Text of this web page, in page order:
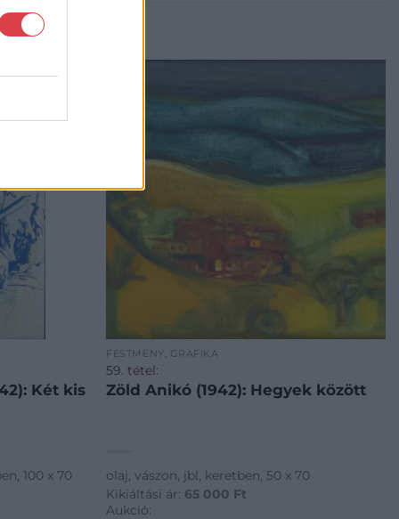
Két kis
100 x 70
FESTMÉNY, GRAFIKA
59. tétel:
Zöld Anikó (1942): Hegyek között
olaj, vászon, jbl, keretben, 50 x 70
Kikiáltási ár: 65 000 Ft
Aukció: